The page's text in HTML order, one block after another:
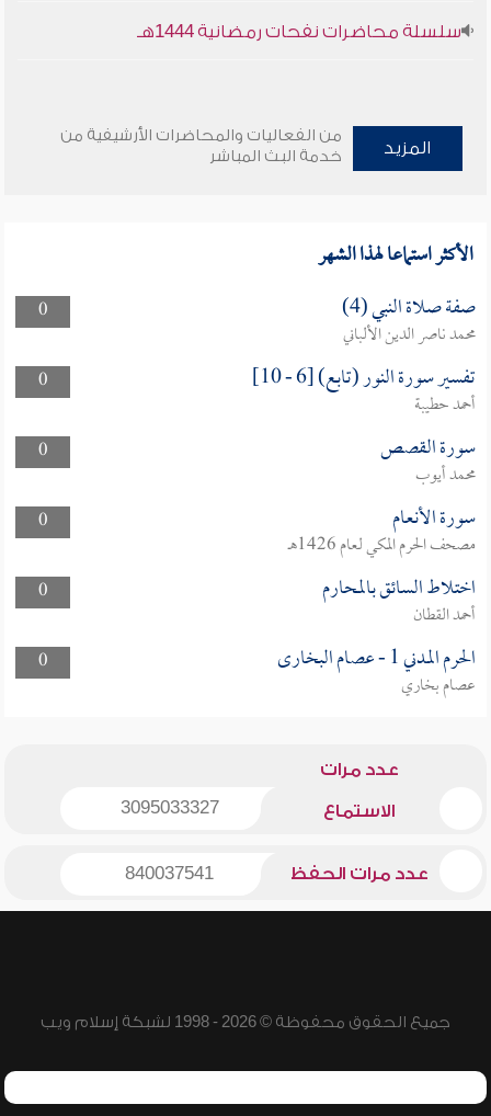
سلسلة محاضرات نفحات رمضانية 1444هـ
المزيد
من الفعاليات والمحاضرات الأرشيفية من
خدمة البث المباشر
الأكثر استماعا لهذا الشهر
0 صفة صلاة النبي (4)
محمد ناصر الدين الألباني
0
تفسير سورة النور (تابع) [6 - 10]
أحمد حطيبة
0
سورة القصص
محمد أيوب
0
سورة الأنعام
مصحف الحرم المكي لعام 1426هـ
0
اختلاط السائق بالمحارم
أحمد القطان
0
الحرم المدني 1 - عصام البخارى
عصام بخاري
عدد مرات
الاستماع 3095033327
عدد مرات الحفظ 840037541
جميع الحقوق محفوظة © 2026 - 1998 لشبكة إسلام ويب